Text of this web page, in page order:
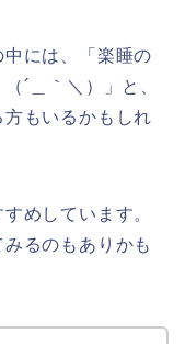
には、「楽睡の
´＿｀＼）」と、
もいるかもしれ
めしています。
るのもありかも